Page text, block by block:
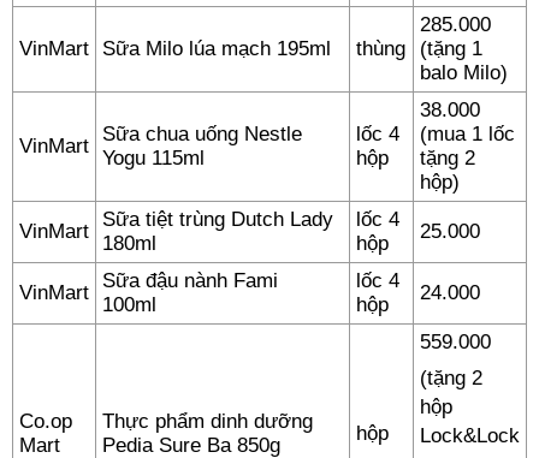
VinMart Sữa Milo lúa mạch 195ml thùng
285.000
(tặng 1
balo Milo)
VinMart
Sữa chua uống Nestle
Yogu 115ml
lốc 4
hộp
38.000
(mua 1 lốc
tặng 2
hộp)
VinMart
Sữa tiệt trùng Dutch Lady
180ml
lốc 4
hộp
25.000
VinMart
Sữa đậu nành Fami
100ml
lốc 4
hộp
24.000
Co.op
Mart
Thực phẩm dinh dưỡng
Pedia Sure Ba 850g
hộp
559.000
(tặng 2
hộp
Lock&Lock